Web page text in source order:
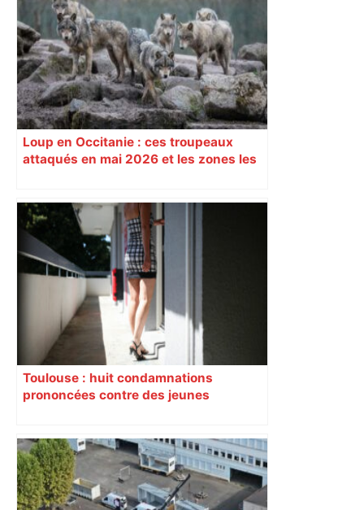
un bâtiment désaffecté : une
cinquantaine de migrants évacuée –
Actu.fr
Loup en Occitanie : ces troupeaux
attaqués en mai 2026 et les zones les
Toulouse : huit condamnations
prononcées contre des jeunes